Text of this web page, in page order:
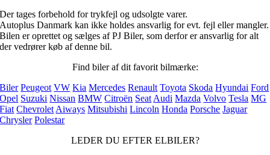
Der tages forbehold for trykfejl og udsolgte varer.
Autoplus Danmark kan ikke holdes ansvarlig for evt. fejl eller mangler.
Bilen er oprettet og sælges af PJ Biler, som derfor er ansvarlig for alt
der vedrører køb af denne bil.
Find biler af dit favorit bilmærke:
Biler Peugeot VW Kia Mercedes Renault Toyota Skoda Hyundai Ford
Opel Suzuki Nissan BMW Citroën Seat Audi Mazda Volvo Tesla MG
Fiat Chevrolet Aiways Mitsubishi Lincoln Honda Porsche Jaguar
Chrysler Polestar
LEDER DU EFTER ELBILER?